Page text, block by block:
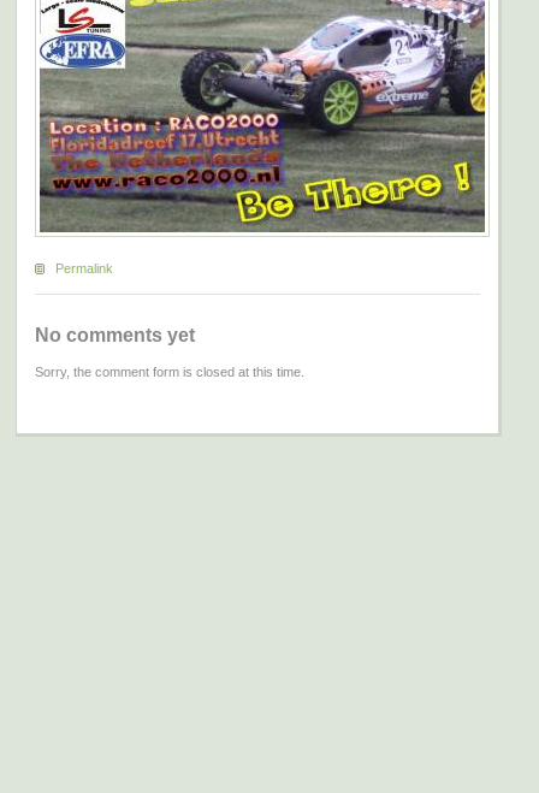
Permalink
No comments yet
Sorry, the comment form is closed at this time.